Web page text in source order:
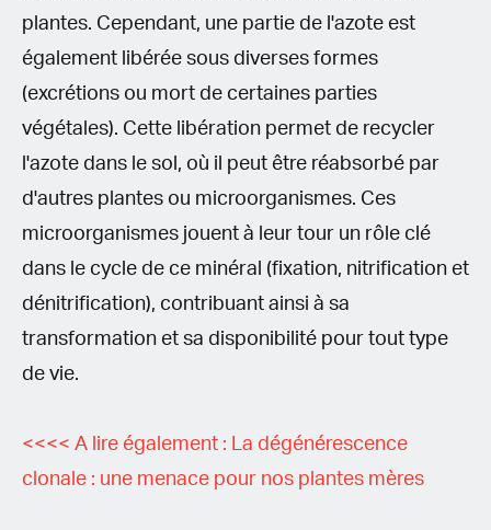
plantes. Cependant, une partie de l'azote est
également libérée sous diverses formes
(excrétions ou mort de certaines parties
végétales). Cette libération permet de recycler
l'azote dans le sol, où il peut être réabsorbé par
d'autres plantes ou microorganismes. Ces
microorganismes jouent à leur tour un rôle clé
dans le cycle de ce minéral (fixation, nitrification et
dénitrification), contribuant ainsi à sa
transformation et sa disponibilité pour tout type
de vie.
<<<< A lire également : La dégénérescence
clonale : une menace pour nos plantes mères